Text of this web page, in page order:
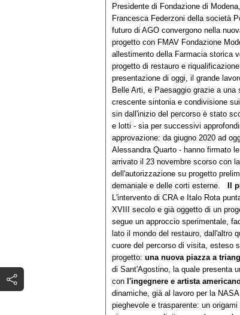
Presidente di Fondazione di
Francesca Federzoni della società
futuro di AGO convergono nella
progetto con FMAV Fondazione
allestimento della Farmacia storica
progetto di restauro e
presentazione di oggi, il grande
Belle Arti, e Paesaggio grazie a
crescente sintonia e condivisione
sin dall'inizio del percorso è stato
e lotti - sia per successivi
approvazione: da giugno 2020 ad
Alessandra Quarto - hanno firmato
arrivato il 23 novembre scorso con
dell'autorizzazione su progetto
demaniale e delle corti esterne.
Il
L'intervento di CRA e Italo Rota
XVIII secolo e già oggetto di un
segue un approccio sperimentale,
lato il mondo del restauro, dall'altro
cuore del percorso di visita, esteso
progetto: una nuova piazza a
di Sant'Agostino, la quale presenta
con l'ingegnere e artista
dinamiche, già al lavoro per la
pieghevole e trasparente: un